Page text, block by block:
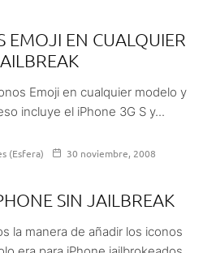
EMOJI EN CUALQUIER
Emoji en cualquier modelo y
incluye el iPhone 3G S y...
(Esfera)
30 noviembre, 2008
SIN JAILBREAK
la manera de añadir los iconos